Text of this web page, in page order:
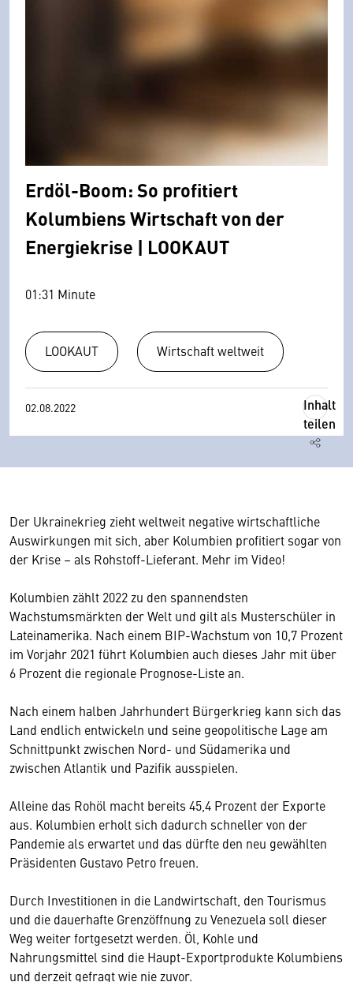
Erdöl-Boom: So profitiert
Kolumbiens Wirtschaft von der
Energiekrise | LOOKAUT
01:31 Minute
LOOKAUT Wirtschaft weltweit
02.08.2022
Inhalt
teilen
Der Ukrainekrieg zieht weltweit negative wirtschaftliche
Auswirkungen mit sich, aber Kolumbien profitiert sogar von
der Krise – als Rohstoff-Lieferant. Mehr im Video!
Kolumbien zählt 2022 zu den spannendsten
Wachstumsmärkten der Welt und gilt als Musterschüler in
Lateinamerika. Nach einem BIP-Wachstum von 10,7 Prozent
im Vorjahr 2021 führt Kolumbien auch dieses Jahr mit über
6 Prozent die regionale Prognose-Liste an.
Nach einem halben Jahrhundert Bürgerkrieg kann sich das
Land endlich entwickeln und seine geopolitische Lage am
Schnittpunkt zwischen Nord- und Südamerika und
zwischen Atlantik und Pazifik ausspielen.
Alleine das Rohöl macht bereits 45,4 Prozent der Exporte
aus. Kolumbien erholt sich dadurch schneller von der
Pandemie als erwartet und das dürfte den neu gewählten
Präsidenten Gustavo Petro freuen.
Durch Investitionen in die Landwirtschaft, den Tourismus
und die dauerhafte Grenzöffnung zu Venezuela soll dieser
Weg weiter fortgesetzt werden. Öl, Kohle und
Nahrungsmittel sind die Haupt-Exportprodukte Kolumbiens
und derzeit gefragt wie nie zuvor.